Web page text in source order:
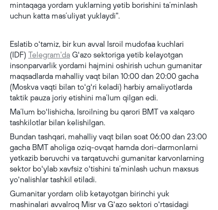
mintaqaga yordam yuklarning yetib borishini taʼminlash
uchun katta masʼuliyat yuklaydi".
Eslatib oʻtamiz, bir kun avval Isroil mudofaa kuchlari
(IDF) Telegram'da Gʻazo sektoriga yetib kelayotgan
insonparvarlik yordami hajmini oshirish uchun gumanitar
maqsadlarda mahalliy vaqt bilan 10:00 dan 20:00 gacha
(Moskva vaqti bilan toʻgʻri keladi) harbiy amaliyotlarda
taktik pauza joriy etishini maʼlum qilgan edi.
Maʼlum boʻlishicha, Isroilning bu qarori BMT va xalqaro
tashkilotlar bilan kelishilgan.
Bundan tashqari, mahalliy vaqt bilan soat 06:00 dan 23:00
gacha BMT aholiga oziq-ovqat hamda dori-darmonlarni
yetkazib beruvchi va tarqatuvchi gumanitar karvonlarning
sektor boʻylab xavfsiz oʻtishini taʼminlash uchun maxsus
yoʻnalishlar tashkil etiladi.
Gumanitar yordam olib ketayotgan birinchi yuk
mashinalari avvalroq Misr va Gʻazo sektori oʻrtasidagi